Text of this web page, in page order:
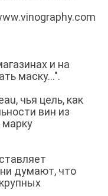
и на
маску...".
чья цель, как
вин из
думают, что